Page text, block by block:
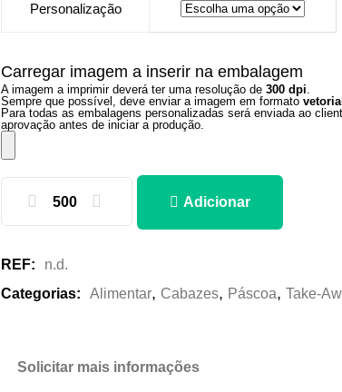
Personalização
Carregar imagem a inserir na embalagem
A imagem a imprimir deverá ter uma resolução de 300 dpi.
Sempre que possível, deve enviar a imagem em formato vetorial
Para todas as embalagens personalizadas será enviada ao
aprovação antes de iniciar a produção.
Quantidade
de
Caixa
Cartolina
Adicionar
REF:
n.d.
Categorias:
Alimentar, Cabazes, Páscoa, Take-
Solicitar mais informações